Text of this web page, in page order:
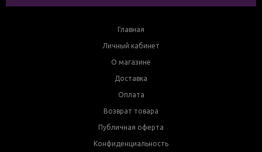
Главная
Личный кабинет
О магазине
Доставка
Оплата
Возврат товара
Публичная оферта
Конфиденциальность